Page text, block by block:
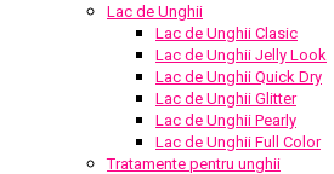
Lac de Unghii
Lac de Unghii Clasic
Lac de Unghii Jelly Look
Lac de Unghii Quick Dry
Lac de Unghii Glitter
Lac de Unghii Pearly
Lac de Unghii Full Color
Tratamente pentru unghii